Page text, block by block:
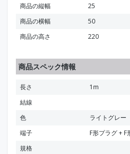
商品の縦幅
25
商品の横幅
50
商品の高さ
220
商品スペック情報
長さ
1m
結線
色
ライトグレー
端子
F形プラグ + F
規格